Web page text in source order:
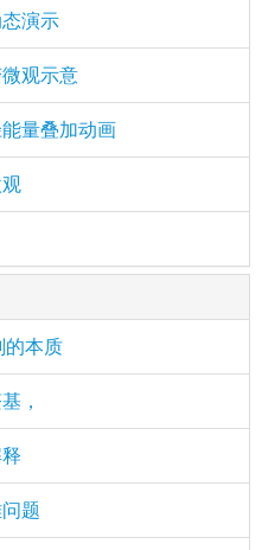
演示
观示意
量叠加动画
的本质
，
题